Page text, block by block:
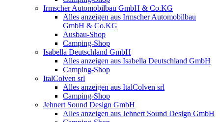
Irmscher Automobilbau GmbH & Co.KG
Alles anzeigen aus Irmscher Automobilbau
GmbH & Co.KG
Ausbau-Shop
Camping-Shop
Isabella Deutschland GmbH
Alles anzeigen aus Isabella Deutschland GmbH
Camping-Shop
ItalColven srl
Alles anzeigen aus ItalColven srl
Camping-Shop
Jehnert Sound Design GmbH
Alles anzeigen aus Jehnert Sound Design GmbH